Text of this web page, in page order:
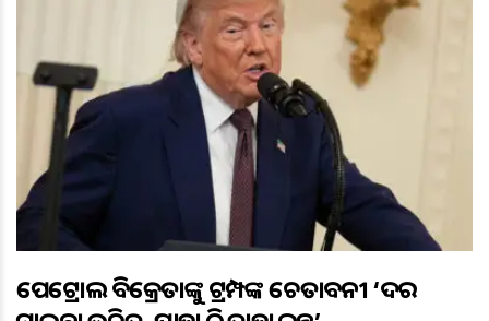
ପେଟ୍ରୋଲ ବିକ୍ରେତାଙ୍କୁ ଟ୍ରମ୍ପଙ୍କ ଚେତାବନୀ ‘ଦର